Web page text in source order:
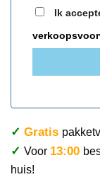
Ik
✓ Gratis
✓ Voor 13:00
huis!